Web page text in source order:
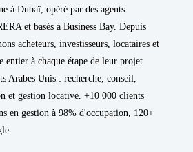
à Dubaï, opéré par des agents
et basés à Business Bay. Depuis
acheteurs, investisseurs, locataires et
entier à chaque étape de leur projet
Arabes Unis : recherche, conseil,
et gestion locative. +10 000 clients
en gestion à 98% d'occupation, 120+